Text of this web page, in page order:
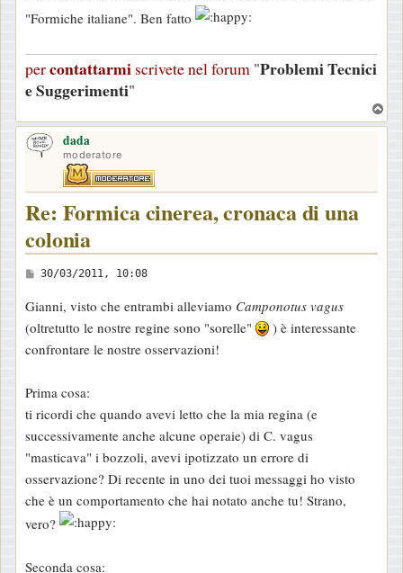
a
g
i
"Formiche italiane". Ben fatto
percontattarmi scrivete nel forum "Problemi Tecnici
e Suggerimenti"
o
dada
moderatore
Re: Formica cinerea, cronaca di una
colonia
M
s
s
a
g
i
o
30/03/2011, 10:08
Gianni, visto che entrambi alleviamo Camponotus vagus
(oltretutto le nostre regine sono "sorelle"
) è interessante
confrontare le nostre osservazioni!
Prima cosa:
ti ricordi che quando avevi letto che la mia regina (e
successivamente anche alcune operaie) di C. vagus
"masticava" i bozzoli, avevi ipotizzato un errore di
osservazione? Di recente in uno dei tuoi messaggi ho visto
che è un comportamento che hai notato anche tu! Strano,
vero?
Seconda cosa: